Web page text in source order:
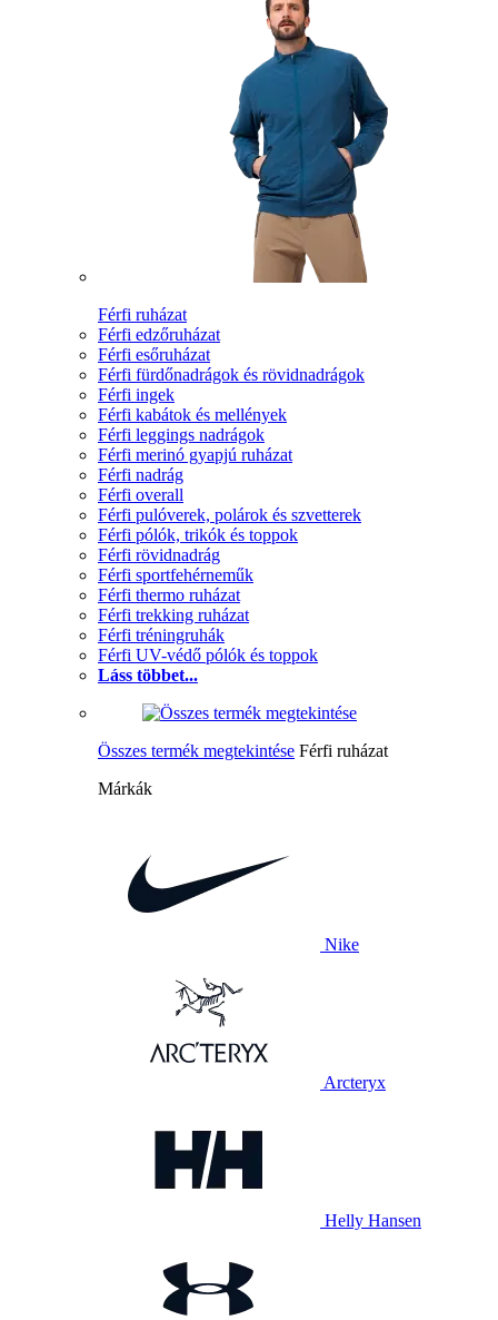
Férfi ruházat
Férfi edzőruházat
Férfi esőruházat
Férfi fürdőnadrágok és rövidnadrágok
Férfi ingek
Férfi kabátok és mellények
Férfi leggings nadrágok
Férfi merinó gyapjú ruházat
Férfi nadrág
Férfi overall
Férfi pulóverek, polárok és szvetterek
Férfi pólók, trikók és toppok
Férfi rövidnadrág
Férfi sportfehérneműk
Férfi thermo ruházat
Férfi trekking ruházat
Férfi tréningruhák
Férfi UV-védő pólók és toppok
Láss többet...
Összes termék megtekintése Férfi ruházat
Márkák
Nike
Arcteryx
Helly Hansen